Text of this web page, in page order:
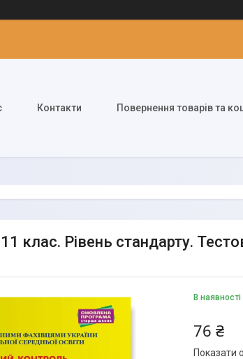
Контакти Повернення товарів та
11 клас. Рівень стандарту.
В наявності
76 ₴
Показати